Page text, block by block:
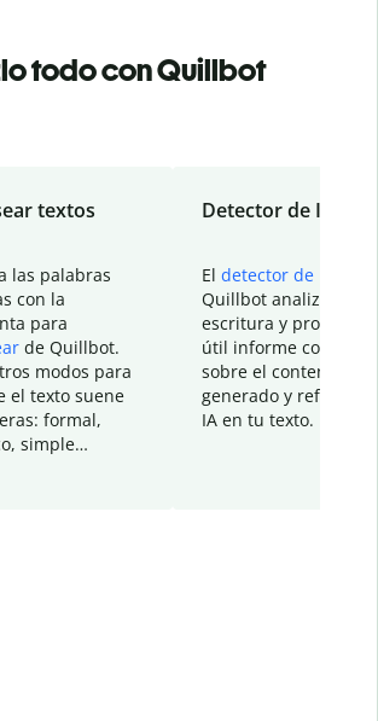
todo con Quillbot
textos
las palabras
con la
para
de Quillbot.
modos para
el texto suene
formal,
simple…
Detector de IA
El detector de IA
Quillbot analiza tu
escritura y
útil informe con
sobre el contenido
generado y refinado
IA en tu texto.